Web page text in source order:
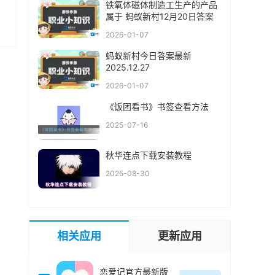
铁氧体磁体制造工生产的产品
属于 蚂蚁新村12月20日答案
2026-01-07
蚂蚁新村今日答案最新
2025.12.27
2026-01-07
《饭团看书》书签查看方法
2025-07-16
秋华连点下载安装教程
2025-08-30
相关应用 更新应用
恋爱记官方最新版